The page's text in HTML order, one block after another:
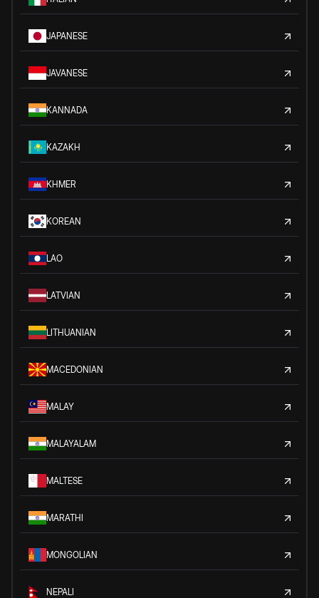
JAPANESE
JAVANESE
KANNADA
KAZAKH
KHMER
KOREAN
LAO
LATVIAN
LITHUANIAN
MACEDONIAN
MALAY
MALAYALAM
MALTESE
MARATHI
MONGOLIAN
NEPALI